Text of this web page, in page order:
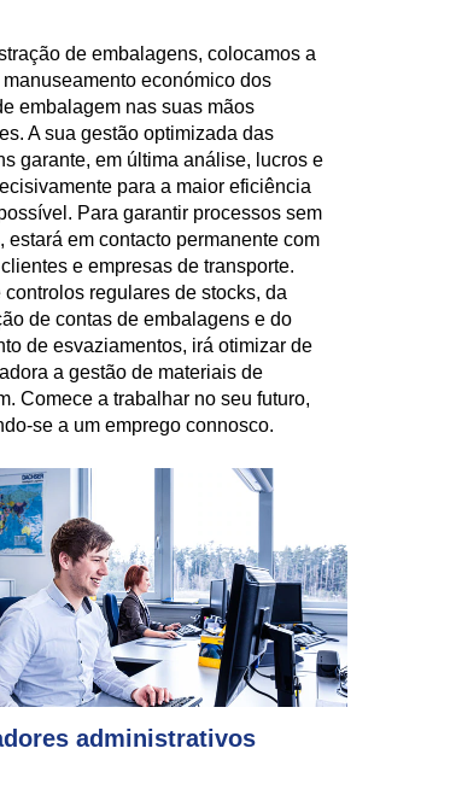
de embalagens, colocamos a
económico dos
embalagem nas suas mãos
A sua gestão optimizada das
garante, em última análise, lucros e
para a maior eficiência
Para garantir processos sem
estará em contacto permanente com
e empresas de transporte.
controlos regulares de stocks, da
de contas de embalagens e do
de esvaziamentos, irá otimizar de
a gestão de materiais de
Comece a trabalhar no seu futuro,
se a um emprego connosco.
administrativos